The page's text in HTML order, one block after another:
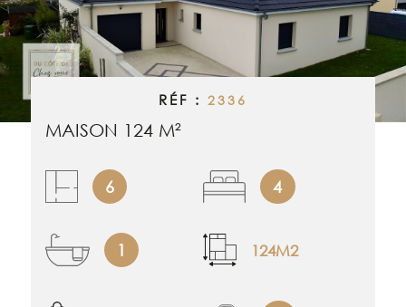
NOTRE
ALERTE
ESTIMATION
RÉF :2336
MAISON 124 M²
6 4
1 124M2
RECHERCHER